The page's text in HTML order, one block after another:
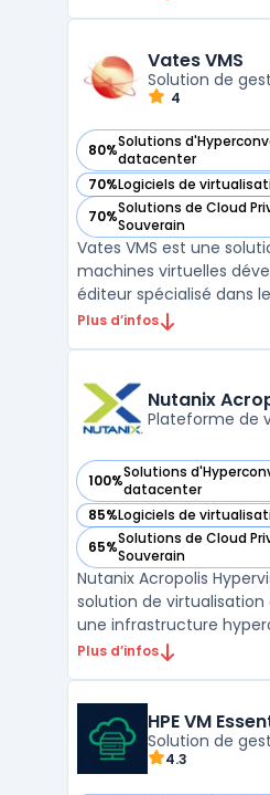
toutes tailles de créer et
infrastructures ...
Vates VMS
Solution de
4
80%Solutions
datacenter
— voir Vates VMS dans
70%Logiciels de
— voir Vates VMS dans
70%Solutions de Cloud
Souverain
— voir Vates VMS dans
Vates VMS est une
machines virtuelles
éditeur spécialisé dans
virtualisation open
de déployer, gérer et
environnem ...
Plus d’infos
Nutanix
Plateforme de
100%Solutions
datacenter
— voir Nutanix Acropolis
85%Logiciels de
— voir Nutanix Acropolis
65%Solutions de Cloud
Souverain
— voir Nutanix Acropolis
Nutanix Acropolis
solution de
une infrastructure
centres de données.
Nutanix Acropolis
Plus d’infos
HPE VM
Solution de
4.3